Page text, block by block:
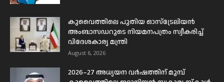
കുവൈത്തിലെ പുതിയ ഓസ്ട്രേലിയൻ
അംബാസഡറുടെ നിയമനപത്രം സ്വീകരിച്ച്
വിദേശകാര്യ മന്ത്രി
August 6, 2026
2026–27 അധ്യയന വർഷത്തിന് മുമ്പ്